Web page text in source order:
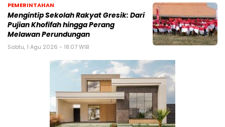
PEMERINTAHAN
Mengintip Sekolah Rakyat Gresik: Dari
Pujian Khofifah hingga Perang
Melawan Perundungan
Sabtu, 1 Agu 2026 - 18:07 WIB